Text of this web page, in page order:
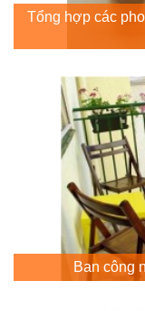
Tổng hợp các
Ban công